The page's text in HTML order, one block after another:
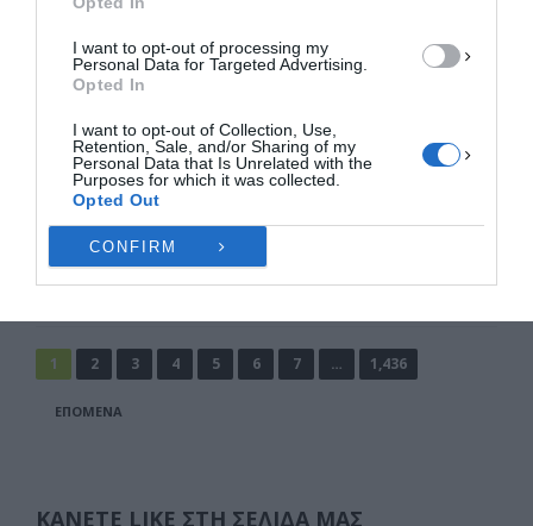
I want to opt-out of processing my
Personal Data for Targeted Advertising.
Opted In
I want to opt-out of Collection, Use,
Retention, Sale, and/or Sharing of my
Personal Data that Is Unrelated with the
Purposes for which it was collected.
Opted Out
CONFIRM
Πολιτική Cookies
Εργατικό Κέντρο Ελασσόνας:
Τουρισμός για όλους – Άνοιξε η
πλατφόρμα
Άνοιξε σήμερα η πλατφόρμα στις 12:00 για το
πρόγραμμα «Τουρισμός για όλους 2026-2027» με
τους δικαιούχους να μπορούν να υποβάλλουν …
F
a
c
e
o
M
a
st
o
n
E
m
ai
l
Μ
οι
ρ
α
ίτ
Σελιδοποίηση
άρθρων
1 2 3 4 5 6 7 … 1,436
ΕΠΌΜΕΝΑ
ΚΆΝΕΤΕ LIKE ΣΤΗ ΣΕΛΊΔΑ ΜΑΣ